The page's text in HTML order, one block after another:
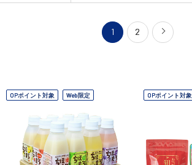
1 2
OPポイント対象 Web限定 OPポイント対象